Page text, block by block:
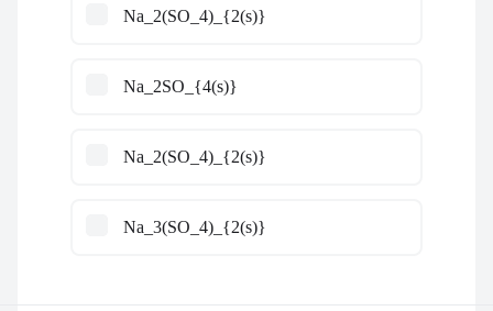
Na_2(SO_4)_{2(s)}
Na_2SO_{4(s)}
Na_2(SO_4)_{2(s)}
Na_3(SO_4)_{2(s)}